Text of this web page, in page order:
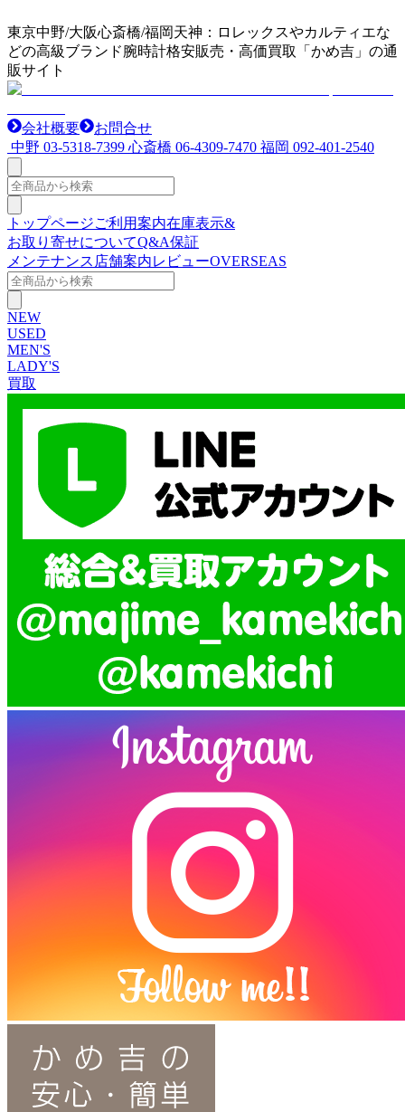
東京中野/大阪心斎橋/福岡天神：ロレックスやカルティエな
どの高級ブランド腕時計格安販売・高価買取「かめ吉」の通
販サイト
会社概要
お問合せ
中野 03-5318-7399 心斎橋 06-4309-7470 福岡 092-401-2540
トップページご利用案内在庫表示&
お取り寄せについてQ&A保証
メンテナンス 店舗案内レビューOVERSEAS
NEW
USED
MEN'S
LADY'S
買取